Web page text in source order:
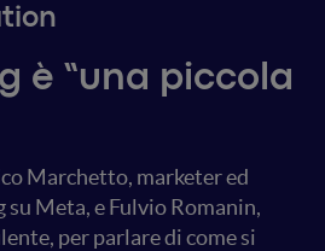
è “una piccola
Marchetto, marketer ed
Meta, e Fulvio Romanin,
per parlare di come si